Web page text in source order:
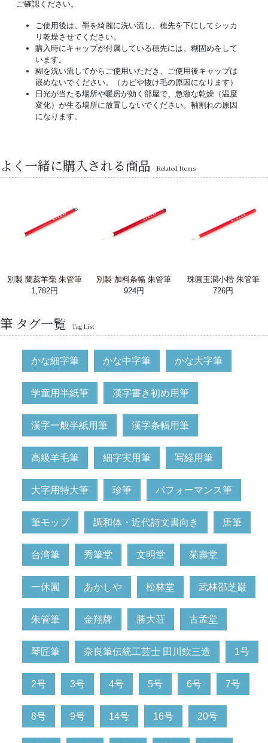
ご確認ください。
ご使用後は、墨を綺麗に洗い流し、穂先を下にしてシッカ
リ乾燥させてください。
購入時にキャップが付属している穂先には、糊固めをして
います。
糊を洗い流してからご使用いただき、ご使用後キャップは
嵌めないでください。（カビや抜け毛の原因になります）
日光が当たる場所や暖房が効く部屋で、急激な乾燥（温度
変化）が生る場所に放置しないでください。軸割れの原因
になります。
よく一緒に購入される商品 Related Items
別製 蘭蕊羊毫 朱管筆
1,782円
別製 加料条幅 朱管筆
924円
珠圓玉潤小楷 朱管筆
726円
筆 タグ一覧 Tag List
かな細字筆 かな中字筆 かな大字筆
学童用半紙筆 漢字書き初め用筆
漢字一般半紙用筆 漢字条幅用筆
高級羊毛筆 細字実用筆 写経用筆
大字用特大筆 珍筆 パフォーマンス筆
筆モップ 調和体・近代詩文書向き 唐筆
台湾筆 秀筆堂 文明堂 菊壽堂
一休園 あかしや 松林堂 武林邵芝巌
朱管筆 金翔牌 勝大荘 古孟堂
琴匠筆 奈良筆伝統工芸士 田川欽三造 1号
2号 3号 4号 5号 6号 7号
8号 9号 14号 16号 20号